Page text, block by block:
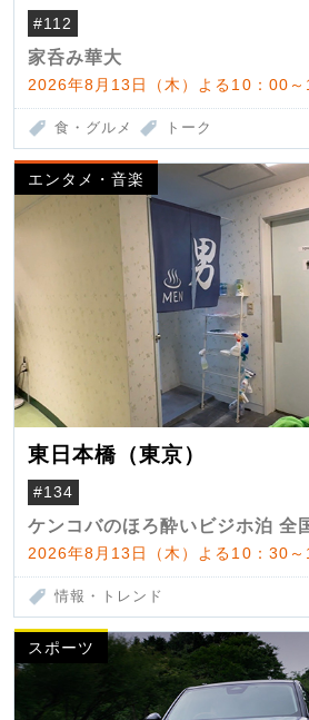
#112
家呑み華大
2026年8月13日（木）よる10：00
食・グルメ トーク
エンタメ・音楽
東日本橋（東京）
#134
ケンコバのほろ酔いビジホ泊 全
2026年8月13日（木）よる10：30
情報・トレンド
スポーツ